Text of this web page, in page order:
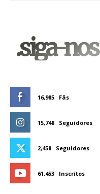
.siga-nos
16,985 Fãs
15,748 Seguidores
2,458 Seguidores
61,453 Inscritos